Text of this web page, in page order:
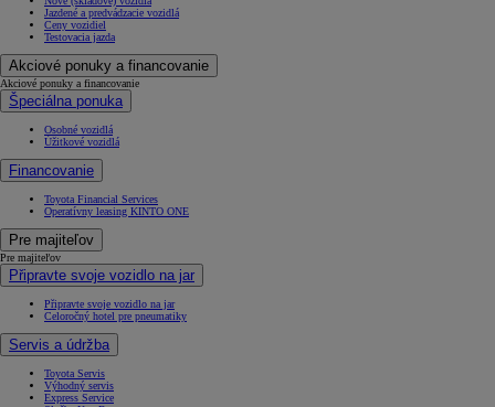
Jazdené a predvádzacie vozidlá
Ceny vozidiel
Testovacia jazda
Akciové ponuky a financovanie
Akciové ponuky a financovanie
Špeciálna ponuka
Osobné vozidlá
Úžitkové vozidlá
Financovanie
Toyota Financial Services
Operatívny leasing KINTO ONE
Pre majiteľov
Pre majiteľov
Připravte svoje vozidlo na jar
Připravte svoje vozidlo na jar
Celoročný hotel pre pneumatiky
Servis a údržba
Toyota Servis
Výhodný servis
Express Service